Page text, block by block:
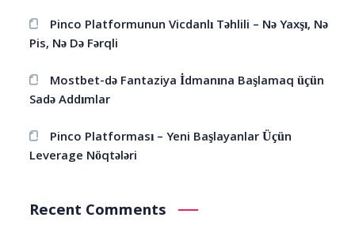
Pinco Platformunun Vicdanlı Təhlili – Nə Yaxşı, Nə
Pis, Nə Də Fərqli
Mostbet-də Fantaziya İdmanına Başlamaq üçün
Sadə Addımlar
Pinco Platforması – Yeni Başlayanlar Üçün
Leverage Nöqtələri
Recent Comments